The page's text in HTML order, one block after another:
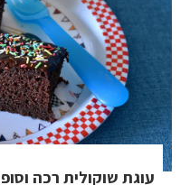
עוגת שוקולית רכה